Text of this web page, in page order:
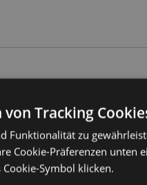
Mehr
Abmessungen Höhe 7cm
EAN-Nummer
Kartonmenge 120
Tracking
Funktionalität zu
Cookie-Präferenzen unten
Symbol klicken.